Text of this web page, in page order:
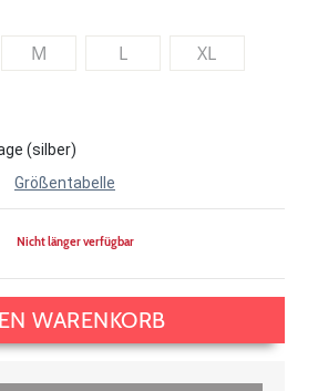
M L
XL
(silber)
Größentabelle
Nicht länger verfügbar
WARENKORB